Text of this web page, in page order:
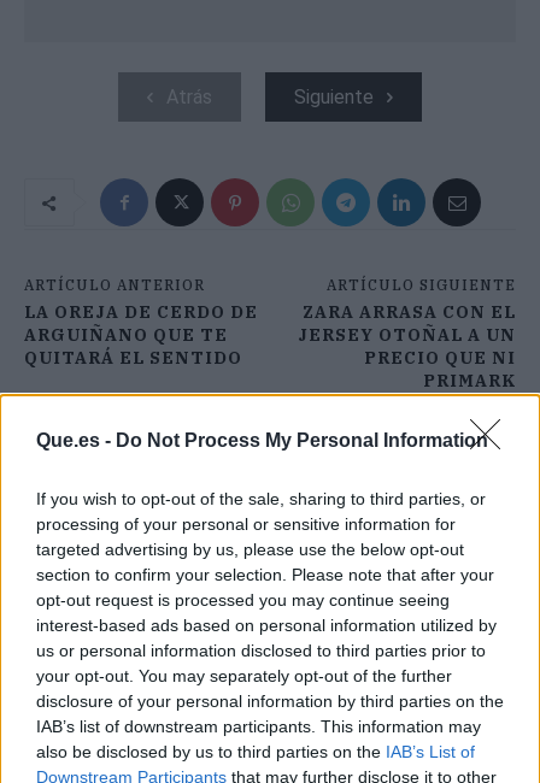
Que.es - Do Not Process My Personal Information
If you wish to opt-out of the sale, sharing to third parties, or
processing of your personal or sensitive information for
targeted advertising by us, please use the below opt-out
section to confirm your selection. Please note that after your
opt-out request is processed you may continue seeing
interest-based ads based on personal information utilized by
us or personal information disclosed to third parties prior to
your opt-out. You may separately opt-out of the further
disclosure of your personal information by third parties on the
IAB’s list of downstream participants. This information may
also be disclosed by us to third parties on the IAB’s List of
Downstream Participants that may further disclose it to other
Atrás Siguiente
ARTÍCULO ANTERIOR
LA OREJA DE CERDO DE
ARGUIÑANO QUE TE
QUITARÁ EL SENTIDO
ARTÍCULO SIGUIENTE
ZARA ARRASA CON EL
JERSEY OTOÑAL A UN
PRECIO QUE NI
PRIMARK